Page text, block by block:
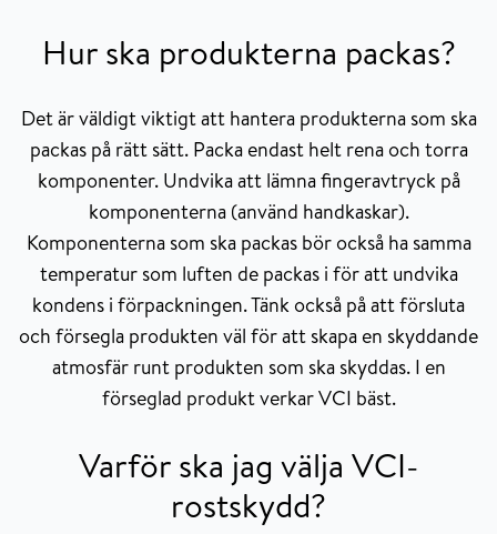
Hur ska produkterna packas?
Det är väldigt viktigt att hantera produkterna som ska
packas på rätt sätt. Packa endast helt rena och torra
komponenter. Undvika att lämna fingeravtryck på
komponenterna (använd handkaskar).
Komponenterna som ska packas bör också ha samma
temperatur som luften de packas i för att undvika
kondens i förpackningen. Tänk också på att försluta
och försegla produkten väl för att skapa en skyddande
atmosfär runt produkten som ska skyddas. I en
förseglad produkt verkar VCI bäst.
Varför ska jag välja VCI-
rostskydd?